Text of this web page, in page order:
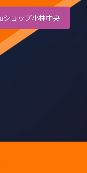
ショップ小林中央